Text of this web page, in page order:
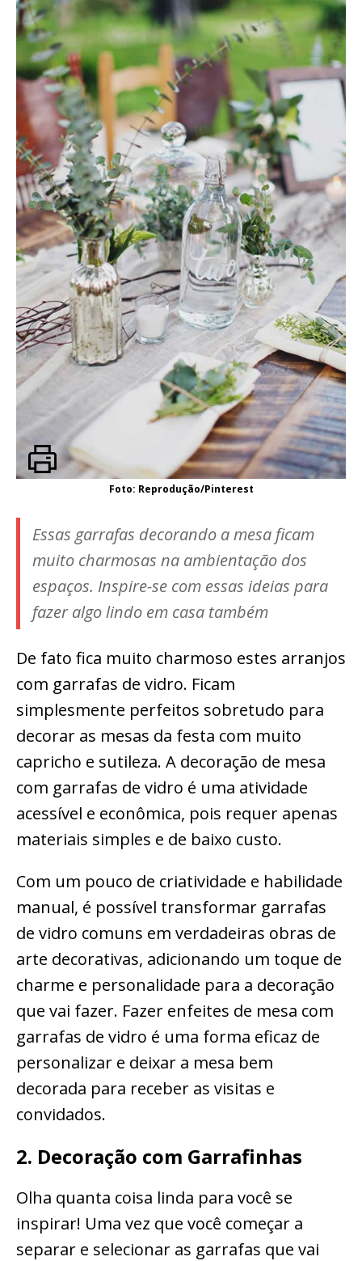
Foto: Reprodução/Pinterest
Essas garrafas decorando a mesa ficam
muito charmosas na ambientação dos
espaços. Inspire-se com essas ideias para
fazer algo lindo em casa também
De fato fica muito charmoso estes arranjos
com garrafas de vidro. Ficam
simplesmente perfeitos sobretudo para
decorar as mesas da festa com muito
capricho e sutileza. A decoração de mesa
com garrafas de vidro é uma atividade
acessível e econômica, pois requer apenas
materiais simples e de baixo custo.
Com um pouco de criatividade e habilidade
manual, é possível transformar garrafas
de vidro comuns em verdadeiras obras de
arte decorativas, adicionando um toque de
charme e personalidade para a decoração
que vai fazer. Fazer enfeites de mesa com
garrafas de vidro é uma forma eficaz de
personalizar e deixar a mesa bem
decorada para receber as visitas e
convidados.
2. Decoração com Garrafinhas
Olha quanta coisa linda para você se
inspirar! Uma vez que você começar a
separar e selecionar as garrafas que vai